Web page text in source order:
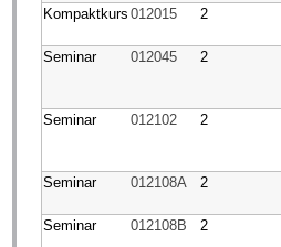
Kompaktkurs 012015 2
Seminar
012045 2
Seminar
012102 2
Seminar
012108A 2
Seminar
012108B 2